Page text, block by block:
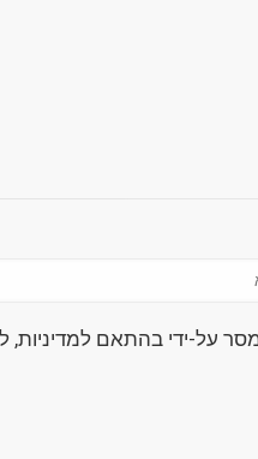
על-ידי בהתאם למדיניות,